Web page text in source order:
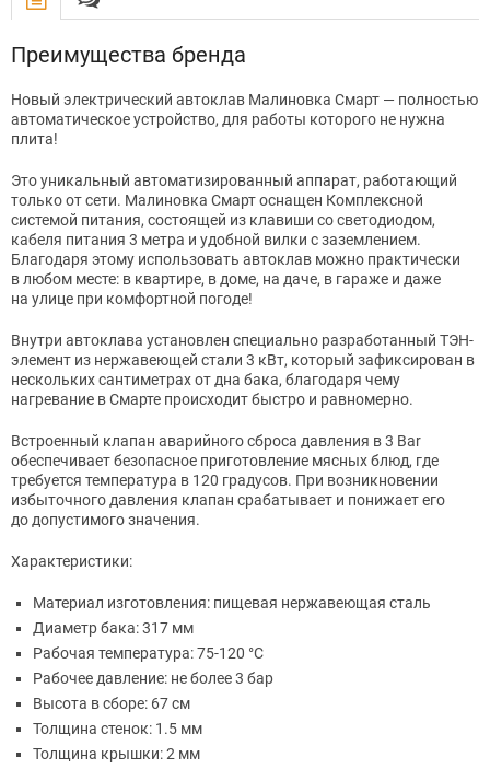
Преимущества бренда
Новый электрический автоклав Малиновка Смарт — полностью
автоматическое устройство, для работы которого не нужна
плита!
Это уникальный автоматизированный аппарат, работающий
только от сети. Малиновка Смарт оснащен Комплексной
системой питания, состоящей из клавиши со светодиодом,
кабеля питания 3 метра и удобной вилки с заземлением.
Благодаря этому использовать автоклав можно практически
в любом месте: в квартире, в доме, на даче, в гараже и даже
на улице при комфортной погоде!
Внутри автоклава установлен специально разработанный ТЭН-
элемент из нержавеющей стали 3 кВт, который зафиксирован в
нескольких сантиметрах от дна бака, благодаря чему
нагревание в Смарте происходит быстро и равномерно.
Встроенный клапан аварийного сброса давления в 3 Bar
обеспечивает безопасное приготовление мясных блюд, где
требуется температура в 120 градусов. При возникновении
избыточного давления клапан срабатывает и понижает его
до допустимого значения.
Характеристики:
Материал изготовления: пищевая нержавеющая сталь
Диаметр бака: 317 мм
Рабочая температура: 75-120 °С
Рабочее давление: не более 3 бар
Высота в сборе: 67 см
Толщина стенок: 1.5 мм
Толщина крышки: 2 мм